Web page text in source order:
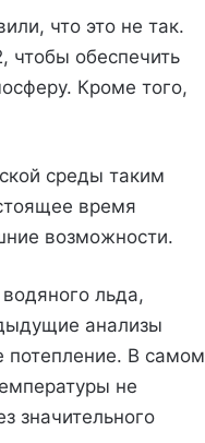
что это не так.
чтобы обеспечить
Кроме того,
среды таким
время
возможности.
льда,
анализы
потепление. В самом
не
значительного